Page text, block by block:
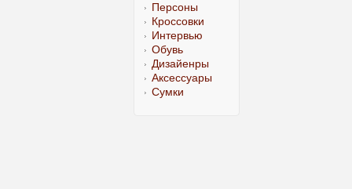
Персоны
Кроссовки
Интервью
Обувь
Дизайенры
Аксессуары
Сумки